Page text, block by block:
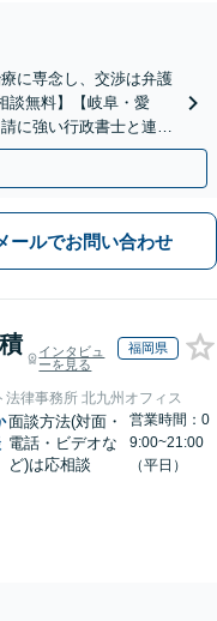
に専念し、交渉は弁護
談無料】【岐阜・愛
に強い行政書士と連
夜間面談可】
ールでお問い合わせ
インタビュ
ーを見る
福岡県
法律事務所 北九州オフィス
面談方法(対面・
電話・ビデオな
ど)は応相談
営業時間：0
9:00~21:00
（平日）